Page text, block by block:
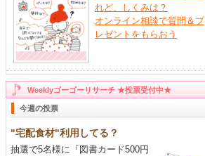
れど、しくみは？
オンライン相談で質問＆プ
レゼントをもらおう
Weeklyゴーゴーリサーチ ★投票受付中★
今週の投票
"宅配食材"利用してる？
抽選で5名様に『図書カード500円